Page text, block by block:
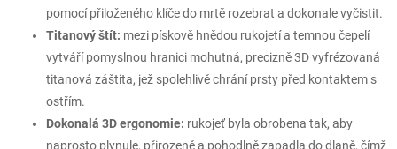
pomocí přiloženého klíče do mrtě rozebrat a dokonale vyčistit.
Titanový štít: mezi pískově hnědou rukojetí a temnou čepelí
vytváří pomyslnou hranici mohutná, precizně 3D vyfrézovaná
titanová záštita, jež spolehlivě chrání prsty před kontaktem s
ostřím.
Dokonalá 3D ergonomie: rukojeť byla obrobena tak, aby
naprosto plynule, přirozeně a pohodlně zapadla do dlaně, čímž